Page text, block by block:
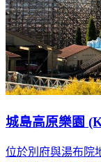
城島高原樂園
位於別府與湯布院